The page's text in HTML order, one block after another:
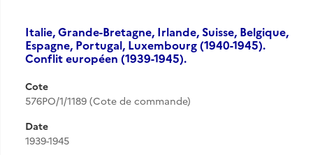
Italie, Grande-Bretagne, Irlande, Suisse, Belgique,
Espagne, Portugal, Luxembourg (1940-1945).
Conflit européen (1939-1945).
Cote
576PO/1/1189 (Cote de commande)
Date
1939-1945